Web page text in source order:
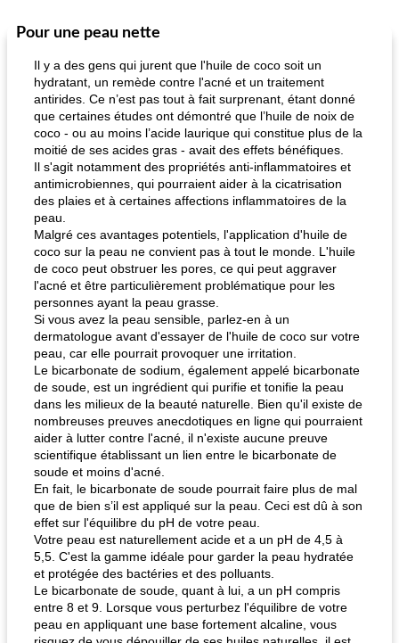
Pour une peau nette
Il y a des gens qui jurent que l'huile de coco soit un
hydratant, un remède contre l'acné et un traitement
antirides. Ce n’est pas tout à fait surprenant, étant donné
que certaines études ont démontré que l’huile de noix de
coco - ou au moins l’acide laurique qui constitue plus de la
moitié de ses acides gras - avait des effets bénéfiques.
Il s'agit notamment des propriétés anti-inflammatoires et
antimicrobiennes, qui pourraient aider à la cicatrisation
des plaies et à certaines affections inflammatoires de la
peau.
Malgré ces avantages potentiels, l'application d'huile de
coco sur la peau ne convient pas à tout le monde. L'huile
de coco peut obstruer les pores, ce qui peut aggraver
l'acné et être particulièrement problématique pour les
personnes ayant la peau grasse.
Si vous avez la peau sensible, parlez-en à un
dermatologue avant d'essayer de l'huile de coco sur votre
peau, car elle pourrait provoquer une irritation.
Le bicarbonate de sodium, également appelé bicarbonate
de soude, est un ingrédient qui purifie et tonifie la peau
dans les milieux de la beauté naturelle. Bien qu'il existe de
nombreuses preuves anecdotiques en ligne qui pourraient
aider à lutter contre l'acné, il n'existe aucune preuve
scientifique établissant un lien entre le bicarbonate de
soude et moins d'acné.
En fait, le bicarbonate de soude pourrait faire plus de mal
que de bien s’il est appliqué sur la peau. Ceci est dû à son
effet sur l'équilibre du pH de votre peau.
Votre peau est naturellement acide et a un pH de 4,5 à
5,5. C'est la gamme idéale pour garder la peau hydratée
et protégée des bactéries et des polluants.
Le bicarbonate de soude, quant à lui, a un pH compris
entre 8 et 9. Lorsque vous perturbez l'équilibre de votre
peau en appliquant une base fortement alcaline, vous